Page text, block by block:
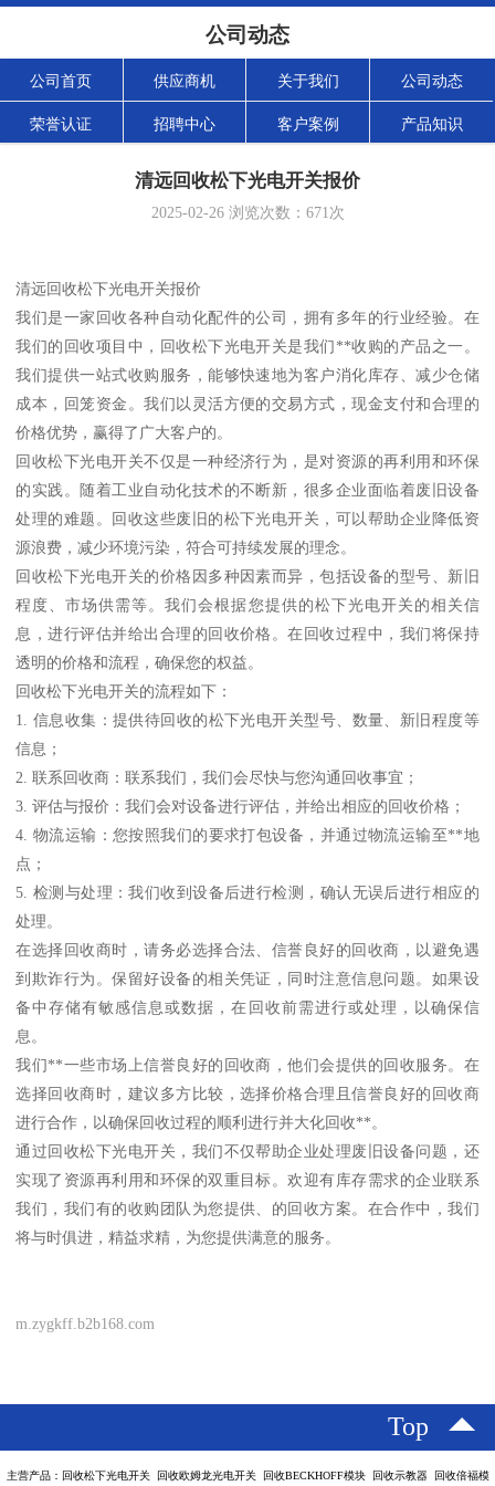
公司动态
公司首页 供应商机 关于我们 公司动态
荣誉认证 招聘中心 客户案例 产品知识
清远回收松下光电开关报价
2025-02-26浏览次数： 671次
清远回收松下光电开关报价
我们是一家回收各种自动化配件的公司，拥有多年的行业经验。在
我们的回收项目中，回收松下光电开关是我们**收购的产品之一。
我们提供一站式收购服务，能够快速地为客户消化库存、减少仓储
成本，回笼资金。我们以灵活方便的交易方式，现金支付和合理的
价格优势，赢得了广大客户的。
回收松下光电开关不仅是一种经济行为，是对资源的再利用和环保
的实践。随着工业自动化技术的不断新，很多企业面临着废旧设备
处理的难题。回收这些废旧的松下光电开关，可以帮助企业降低资
源浪费，减少环境污染，符合可持续发展的理念。
回收松下光电开关的价格因多种因素而异，包括设备的型号、新旧
程度、市场供需等。我们会根据您提供的松下光电开关的相关信
息，进行评估并给出合理的回收价格。在回收过程中，我们将保持
透明的价格和流程，确保您的权益。
回收松下光电开关的流程如下：
1. 信息收集：提供待回收的松下光电开关型号、数量、新旧程度等
信息；
2. 联系回收商：联系我们，我们会尽快与您沟通回收事宜；
3. 评估与报价：我们会对设备进行评估，并给出相应的回收价格；
4. 物流运输：您按照我们的要求打包设备，并通过物流运输至**地
点；
5. 检测与处理：我们收到设备后进行检测，确认无误后进行相应的
处理。
在选择回收商时，请务必选择合法、信誉良好的回收商，以避免遇
到欺诈行为。保留好设备的相关凭证，同时注意信息问题。如果设
备中存储有敏感信息或数据，在回收前需进行或处理，以确保信
息。
我们**一些市场上信誉良好的回收商，他们会提供的回收服务。在
选择回收商时，建议多方比较，选择价格合理且信誉良好的回收商
进行合作，以确保回收过程的顺利进行并大化回收**。
通过回收松下光电开关，我们不仅帮助企业处理废旧设备问题，还
实现了资源再利用和环保的双重目标。欢迎有库存需求的企业联系
我们，我们有的收购团队为您提供、的回收方案。在合作中，我们
将与时俱进，精益求精，为您提供满意的服务。
m.zygkff.b2b168.com
Top
主营产品：回收松下光电开关 回收欧姆龙光电开关 回收BECKHOFF模块 回收示教器 回收倍福模